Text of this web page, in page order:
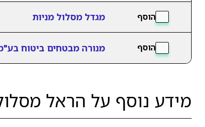
הוסף מגדל מסלול מניות
הוסף מנורה מבטחים ביטוח
מידע נוסף על הראל